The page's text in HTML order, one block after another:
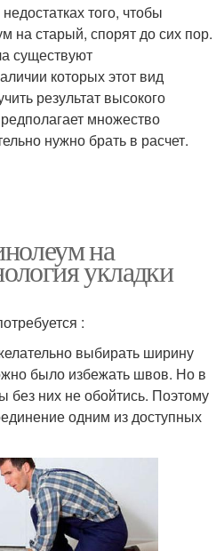
того, чтобы
на старый, спорят до сих пор.
существуют
которых этот вид
результат высокого
множество
нужно брать в расчет.
на
укладки
:
выбирать ширину
было избежать швов. Но в
них не обойтись. Поэтому
одним из доступных